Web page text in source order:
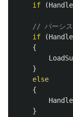
if (Handle
// パーシス
if
(Handle
{
}
else
{
Handle
}